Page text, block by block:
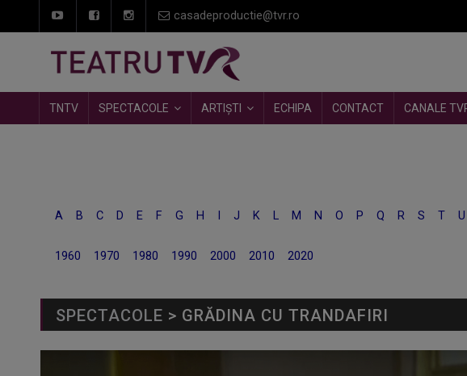
casadeproductie@tvr.ro
TNTV SPECTACOLE ARTIȘTI ECHIPA CONTACT CANALE
A B C D E F G H J K L M N O P Q R S T U
1960 1970 1980 1990 2000 2010 2020
SPECTACOLE > GRĂDINA CU TRANDAFIRI